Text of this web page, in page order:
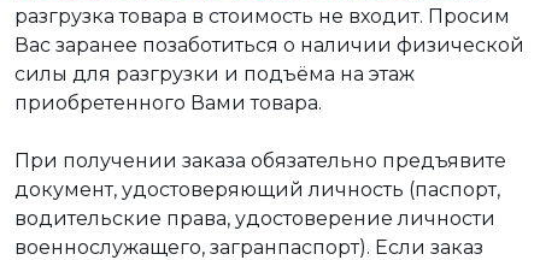
разгрузка товара в стоимость не входит. Просим
Вас заранее позаботиться о наличии физической
силы для разгрузки и подъёма на этаж
приобретенного Вами товара.
При получении заказа обязательно предъявите
документ, удостоверяющий личность (паспорт,
водительские права, удостоверение личности
военнослужащего, загранпаспорт). Если заказ